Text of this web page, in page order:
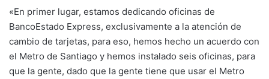
«En primer lugar, estamos dedicando oficinas de
BancoEstado Express, exclusivamente a la atención de
cambio de tarjetas, para eso, hemos hecho un acuerdo con
el Metro de Santiago y hemos instalado seis oficinas, para
que la gente, dado que la gente tiene que usar el Metro